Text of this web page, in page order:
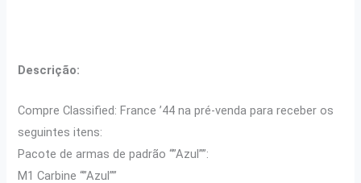
Descrição:
Compre Classified: France ’44 na pré-venda para receber os
seguintes itens:
Pacote de armas de padrão “”Azul””:
M1 Carbine “”Azul””